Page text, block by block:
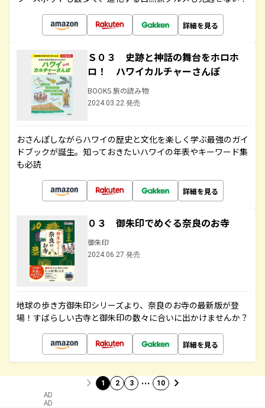
詳細を見る
Ｓ０３ 史跡と神話の舞台をホロホ
ロ！ ハワイカルチャーさんぽ
BOOKS 旅の読み物
2024.03.22 発売
おさんぽしながらハワイの歴史と文化を楽しく学ぶ最強のガイ
ドブックが誕生。知っておきたいハワイの年表やキーワード集
も必読
詳細を見る
０３ 御朱印でめぐる奈良のお寺
御朱印
2024.06.27 発売
地球の歩き方御朱印シリーズより、奈良のお寺の最新版が登
場！すばらしい古寺と御朱印の数々に合いに出かけませんか？
詳細を見る
1 2 3 … 10
AD
AD